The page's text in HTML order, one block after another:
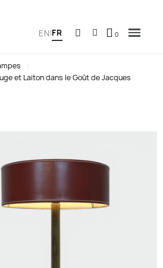
EN|FR
et Laiton dans le Goût de Jacques